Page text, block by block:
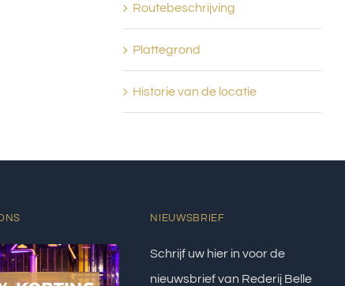
Routebeschrijving
Plattegrond
Historie van de locatie
NIEUWSBRIEF
Schrijf uw hier in voor de
nieuwsbrief van Rederij Belle